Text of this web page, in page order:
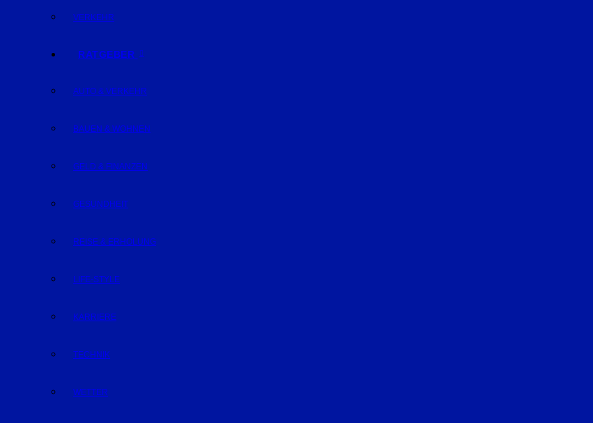
VERKEHR
RATGEBER
AUTO & VERKEHR
BAUEN & WOHNEN
GELD & FINANZEN
GESUNDHEIT
REISE & ERHOLUNG
LIFE-STYLE
KARRIERE
TECHNIK
WETTER